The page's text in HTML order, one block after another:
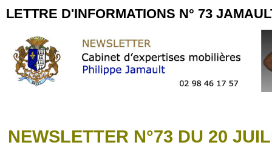
LETTRE D'INFORMATIONS N° 73